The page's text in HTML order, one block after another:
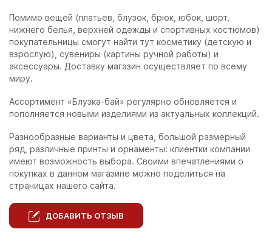
Помимо вещей (платьев, блузок, брюк, юбок, шорт,
нижнего белья, верхней одежды и спортивных костюмов)
покупательницы смогут найти тут косметику (детскую и
взрослую), сувениры (картины ручной работы) и
аксессуары. Доставку магазин осуществляет по всему
миру.
Ассортимент «Блузка-бай» регулярно обновляется и
пополняется новыми изделиями из актуальных коллекций.
Разнообразные варианты и цвета, большой размерный
ряд, различные принты и орнаменты: клиентки компании
имеют возможность выбора. Своими впечатлениями о
покупках в данном магазине можно поделиться на
страницах нашего сайта.
ДОБАВИТЬ ОТЗЫВ